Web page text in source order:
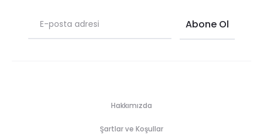
Hakkımızda
Şartlar ve Koşullar